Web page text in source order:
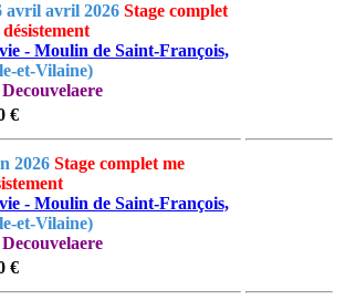
avril avril 2026 Stage complet
- Moulin de Saint-François,
et-Vilaine)
€
2026 Stage complet me
- Moulin de Saint-François,
et-Vilaine)
€